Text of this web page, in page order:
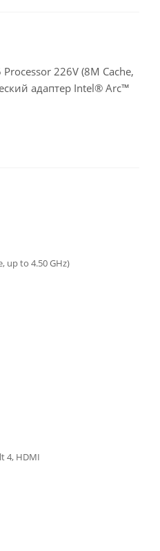
226V (8M Cache,
адаптер Intel® Arc™
up to 4.50 GHz)
4, HDMI